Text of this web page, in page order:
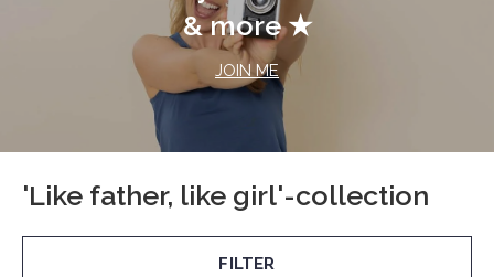
& more ★
JOIN ME
'Like father, like girl'-collection
FILTER